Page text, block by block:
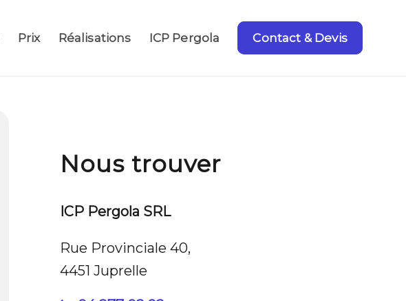
Prix Réalisations ICP Pergola Contact & Devis
Nous trouver
ICP Pergola SRL
Rue Provinciale 40,
4451 Juprelle